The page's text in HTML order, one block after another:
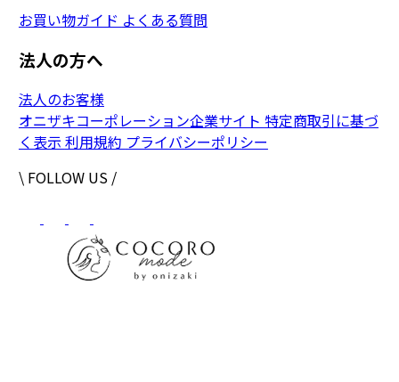
お買い物ガイド よくある質問
法人の方へ
法人のお客様
オニザキコーポレーション企業サイト 特定商取引に基づ
く表示 利用規約 プライバシーポリシー
\ FOLLOW US /